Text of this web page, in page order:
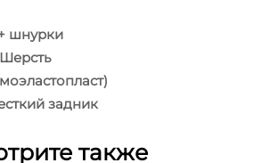
шнурки
Шерсть
задник
также